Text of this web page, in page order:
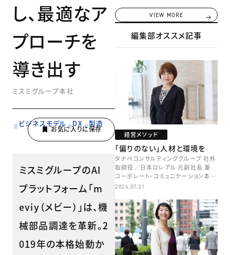
し、最適なア
プローチを
導き出す
ミスミグループ本社
ビジネスモデル DX 製造
ミスミグループのAI
プラットフォーム「m
eviy（メビー）」は、機
械部品調達を革新。2
019年の本格始動か
VIEW MORE
編集部オススメ記事
経営メソッド
「偏りのない」人材と環境を
タナベコンサルティンググループ 社外
取締役／日本ロレアル 元副社長 兼
コーポレート・コミュニケーション本部
本部長／キャリアコンサルタント 井村
2026.07.31